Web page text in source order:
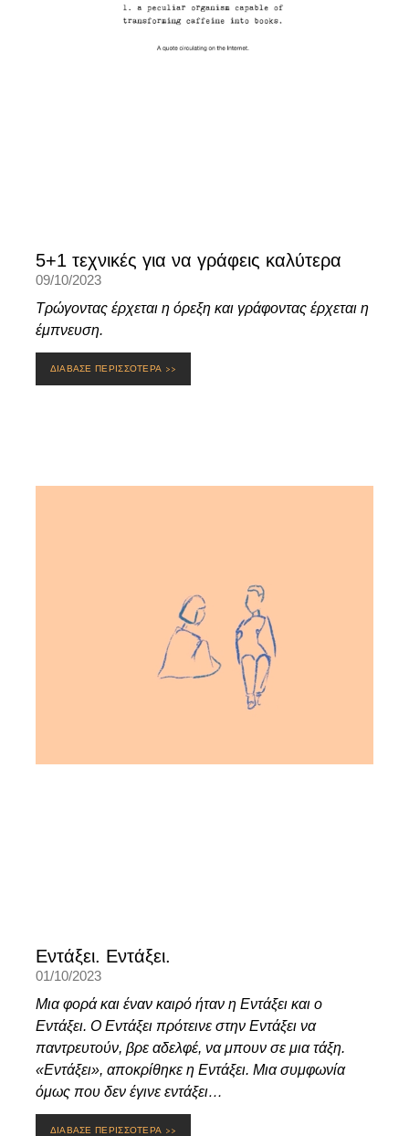
5+1 τεχνικές για να γράφεις καλύτερα
09/10/2023
Τρώγοντας έρχεται η όρεξη και γράφοντας έρχεται η
έμπνευση.
ΔΙΑΒΑΣΕ ΠΕΡΙΣΣΟΤΕΡΑ >>
Εντάξει. Εντάξει.
01/10/2023
Μια φορά και έναν καιρό ήταν η Εντάξει και ο
Εντάξει. Ο Εντάξει πρότεινε στην Εντάξει να
παντρευτούν, βρε αδελφέ, να μπουν σε μια τάξη.
«Εντάξει», αποκρίθηκε η Εντάξει. Μια συμφωνία
όμως που δεν έγινε εντάξει…
ΔΙΑΒΑΣΕ ΠΕΡΙΣΣΟΤΕΡΑ >>